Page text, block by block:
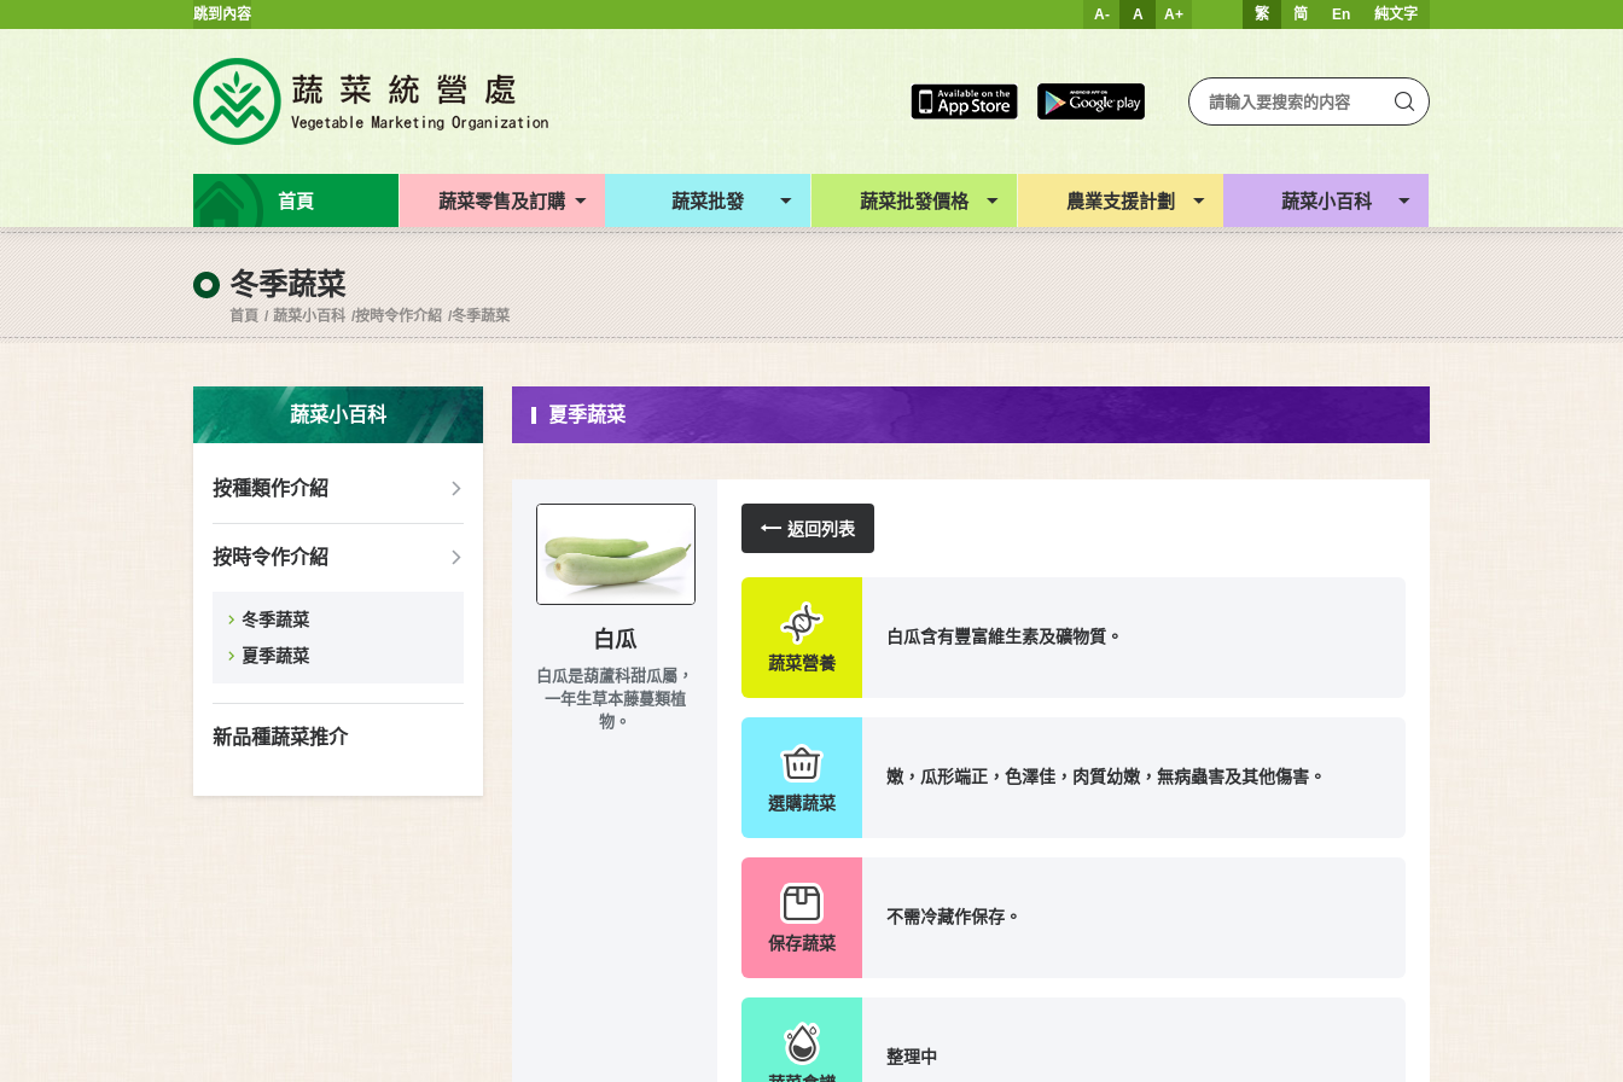
跳到內容 繁 简 En 純文字
A- A A+
首頁 蔬菜零售及訂購 蔬菜批發 蔬菜批發價格 農業支援計劃 蔬菜小百科
冬季蔬菜
首頁 蔬菜小百科 按時令作介紹 冬季蔬菜
蔬菜小百科
按種類作介紹
按時令作介紹
冬季蔬菜
夏季蔬菜
新品種蔬菜推介
夏季蔬菜
白瓜
白瓜是葫蘆科甜瓜屬，
一年生草本藤蔓類植
物。
返回列表
蔬菜營養
白瓜含有豐富維生素及礦物質。
選購蔬菜
嫩，瓜形端正，色澤佳，肉質幼嫩，無病蟲害及其他傷害。
保存蔬菜
不需冷藏作保存。
整理中